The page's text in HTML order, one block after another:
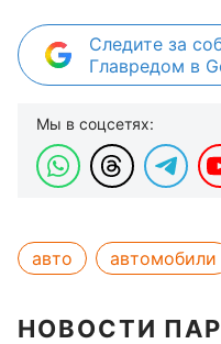
Следите за
Главредом в
Мы в соцсетях:
авто автомобили
НОВОСТИ